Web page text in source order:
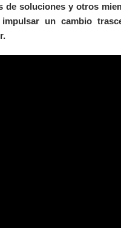
de soluciones y otros
un cambio